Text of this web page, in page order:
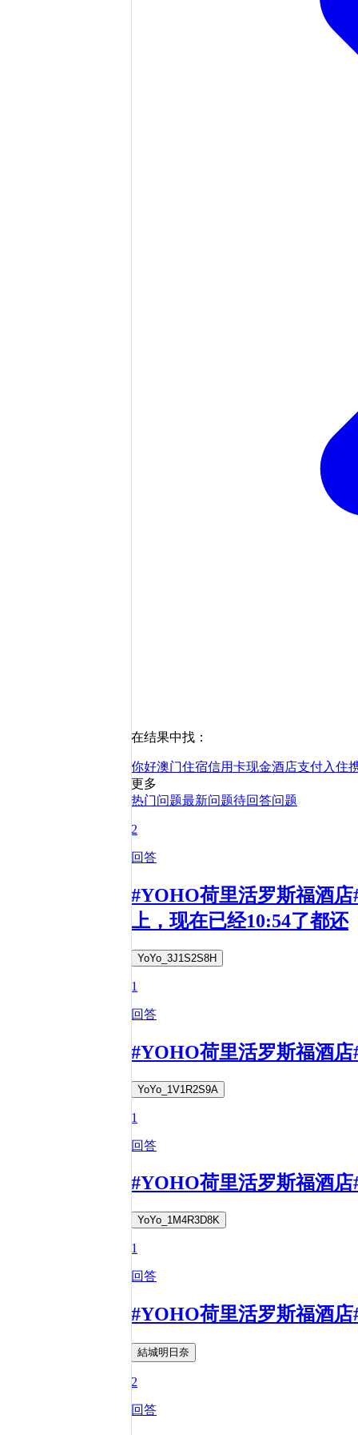
在结果中找：
你好澳门住宿信用卡现金酒店支付入住
更多
热门问题最新问题待回答问题
2
回答
#YOHO荷里活罗斯福酒
上，现在已经10:54了都还
YoYo_3J1S2S8H
1
回答
#YOHO荷里活罗斯福酒
YoYo_1V1R2S9A
1
回答
#YOHO荷里活罗斯福酒
YoYo_1M4R3D8K
1
回答
#YOHO荷里活罗斯福酒
結城明日奈
2
回答